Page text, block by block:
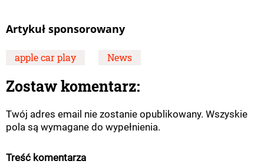
Artykuł sponsorowany
apple car play News
Zostaw komentarz:
Twój adres email nie zostanie opublikowany. Wszyskie
pola są wymagane do wypełnienia.
Treść komentarza